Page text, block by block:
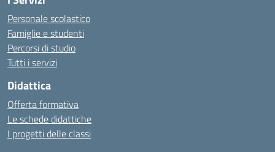
Personale scolastico
Famiglie e studenti
Percorsi di studio
Tutti i servizi
Didattica
Offerta formativa
Le schede didattiche
I progetti delle classi